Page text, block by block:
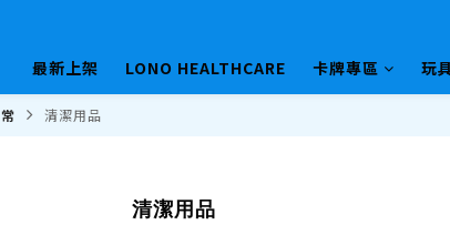
最新上架
LONO HEALTHCARE 卡牌專區 玩
清潔用品
清潔用品